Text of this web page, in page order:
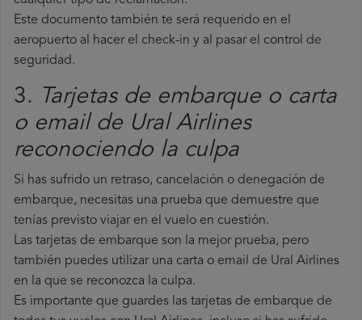
Este documento también te será requerido en el
aeropuerto al hacer el check-in y al pasar el control de
seguridad.
3.
Tarjetas de embarque o carta
o email de Ural Airlines
reconociendo la culpa
Si has sufrido un retraso, cancelación o denegación de
embarque, necesitas una prueba que demuestre que
tenías previsto viajar en el vuelo en cuestión.
Las tarjetas de embarque son la mejor prueba, pero
también puedes utilizar una carta o email de Ural Airlines
en la que se reconozca la culpa.
Es importante que guardes las tarjetas de embarque de